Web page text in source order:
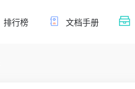
排行榜 文档手册